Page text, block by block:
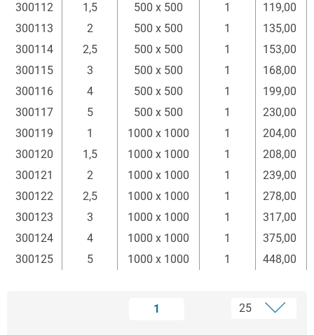
300112
1,5 500 x 500 1
119,00
300113
2 500 x 500 1
135,00
300114
2,5 500 x 500 1
153,00
300115
3 500 x 500 1
168,00
300116
4 500 x 500 1
199,00
300117
5 500 x 500 1
230,00
300119
1 1000 x 1000 1
204,00
300120
1,5 1000 x 1000 1
208,00
300121
2 1000 x 1000 1
239,00
300122
2,5 1000 x 1000 1
278,00
300123
3 1000 x 1000 1
317,00
300124
4 1000 x 1000 1
375,00
300125
5 1000 x 1000 1 448,00
1